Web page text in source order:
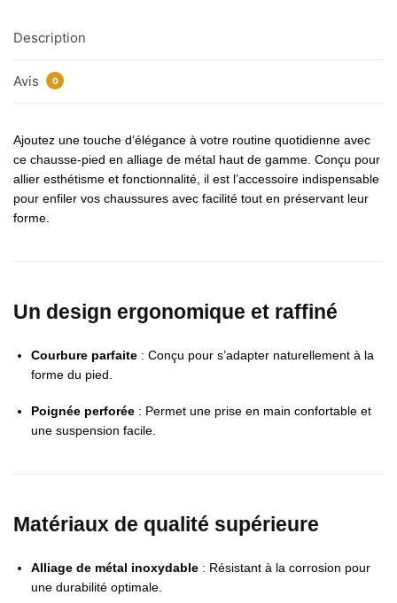
Description
Avis 0
Ajoutez une touche d’élégance à votre routine quotidienne avec
ce chausse-pied en alliage de métal haut de gamme. Conçu pour
allier esthétisme et fonctionnalité, il est l’accessoire indispensable
pour enfiler vos chaussures avec facilité tout en préservant leur
forme.
Un design ergonomique et raffiné
Courbure parfaite : Conçu pour s’adapter naturellement à la
forme du pied.
Poignée perforée : Permet une prise en main confortable et
une suspension facile.
Matériaux de qualité supérieure
Alliage de métal inoxydable : Résistant à la corrosion pour
une durabilité optimale.